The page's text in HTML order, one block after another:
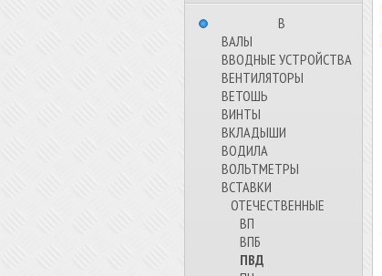
⠀⠀⠀⠀⠀⠀В⠀⠀⠀⠀⠀⠀⠀
ВАЛЫ
ВВОДНЫЕ УСТРОЙСТВА
ВЕНТИЛЯТОРЫ
ВЕТОШЬ
ВИНТЫ
ВКЛАДЫШИ
ВОДИЛА
ВОЛЬТМЕТРЫ
ВСТАВКИ
ОТЕЧЕСТВЕННЫЕ
ВП
ВПБ
ПВД